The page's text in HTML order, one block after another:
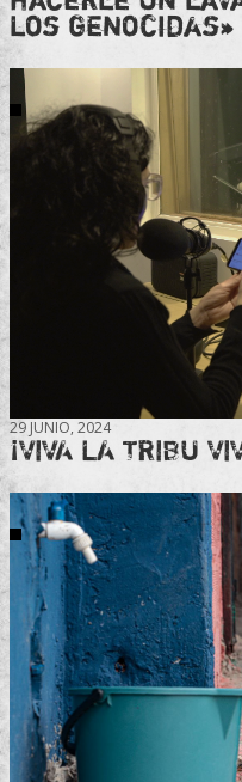
los genocidas»
29 JUNIO, 2024
¡VIVA LA TRIBU